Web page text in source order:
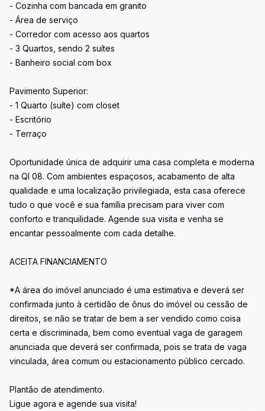
- Cozinha com bancada em granito
- Área de serviço
- Corredor com acesso aos quartos
- 3 Quartos, sendo 2 suítes
- Banheiro social com box
Pavimento Superior:
- 1 Quarto (suíte) com closet
- Escritório
- Terraço
Oportunidade única de adquirir uma casa completa e moderna
na QI 08. Com ambientes espaçosos, acabamento de alta
qualidade e uma localização privilegiada, esta casa oferece
tudo o que você e sua família precisam para viver com
conforto e tranquilidade. Agende sua visita e venha se
encantar pessoalmente com cada detalhe.
ACEITA FINANCIAMENTO
*A área do imóvel anunciado é uma estimativa e deverá ser
confirmada junto à certidão de ônus do imóvel ou cessão de
direitos, se não se tratar de bem a ser vendido como coisa
certa e discriminada, bem como eventual vaga de garagem
anunciada que deverá ser confirmada, pois se trata de vaga
vinculada, área comum ou estacionamento público cercado.
Plantão de atendimento.
Ligue agora e agende sua visita!